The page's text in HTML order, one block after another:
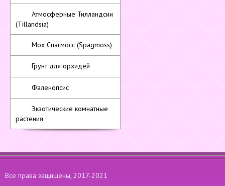
Атмосферные Тилландсии
(Tillandsia)
Мох Спагмосс (Spagmoss)
Грунт для орхидей
Фаленопсис
Экзотические комнатные
растения
Все права защищены, 2017-2021